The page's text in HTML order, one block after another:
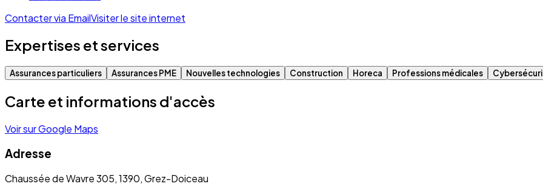
Contacter via EmailVisiter le site internet
Expertises et services
Assurances particuliers Assurances PME Nouvelles technologies Construction Horeca Professions médicales
Carte et informations d'accès
Voir sur Google Maps
Adresse
Chaussée de Wavre 305, 1390, Grez-Doiceau